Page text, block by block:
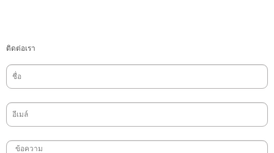
ติดต่อเรา